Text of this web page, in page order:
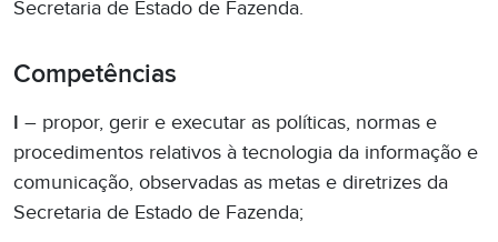
Secretaria de Estado de Fazenda.
Competências
I – propor, gerir e executar as políticas, normas e
procedimentos relativos à tecnologia da informação e
comunicação, observadas as metas e diretrizes da
Secretaria de Estado de Fazenda;